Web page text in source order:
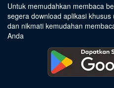
Untuk memudahkan membaca
segera download aplikasi
dan nikmati kemudahan
Anda